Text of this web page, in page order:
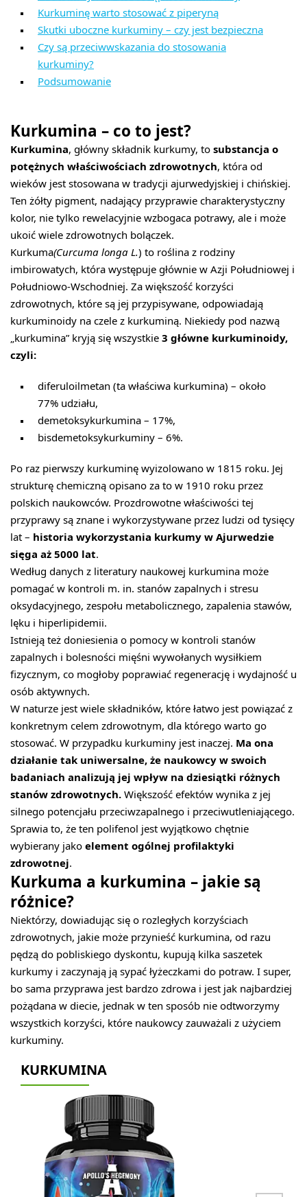
Kurkuminę warto stosować z piperyną
Skutki uboczne kurkuminy – czy jest bezpieczna
Czy są przeciwwskazania do stosowania
kurkuminy?
Podsumowanie
Kurkumina – co to jest?
Kurkumina, główny składnik kurkumy, to substancja o
potężnych właściwościach zdrowotnych, która od
wieków jest stosowana w tradycji ajurwedyjskiej i chińskiej.
Ten żółty pigment, nadający przyprawie charakterystyczny
kolor, nie tylko rewelacyjnie wzbogaca potrawy, ale i może
ukoić wiele zdrowotnych bolączek.
Kurkuma(Curcuma longa L.) to roślina z rodziny
imbirowatych, która występuje głównie w Azji Południowej i
Południowo-Wschodniej. Za większość korzyści
zdrowotnych, które są jej przypisywane, odpowiadają
kurkuminoidy na czele z kurkuminą. Niekiedy pod nazwą
„kurkumina” kryją się wszystkie 3 główne kurkuminoidy,
czyli:
diferuloilmetan (ta właściwa kurkumina) – około
77% udziału,
demetoksykurkumina – 17%,
bisdemetoksykurkuminy – 6%.
Po raz pierwszy kurkuminę wyizolowano w 1815 roku. Jej
strukturę chemiczną opisano za to w 1910 roku przez
polskich naukowców. Prozdrowotne właściwości tej
przyprawy są znane i wykorzystywane przez ludzi od tysięcy
lat – historia wykorzystania kurkumy w Ajurwedzie
sięga aż 5000 lat.
Według danych z literatury naukowej kurkumina może
pomagać w kontroli m. in. stanów zapalnych i stresu
oksydacyjnego, zespołu metabolicznego, zapalenia stawów,
lęku i hiperlipidemii.
Istnieją też doniesienia o pomocy w kontroli stanów
zapalnych i bolesności mięśni wywołanych wysiłkiem
fizycznym, co mogłoby poprawiać regenerację i wydajność u
osób aktywnych.
W naturze jest wiele składników, które łatwo jest powiązać z
konkretnym celem zdrowotnym, dla którego warto go
stosować. W przypadku kurkuminy jest inaczej. Ma ona
działanie tak uniwersalne, że naukowcy w swoich
badaniach analizują jej wpływ na dziesiątki różnych
stanów zdrowotnych. Większość efektów wynika z jej
silnego potencjału przeciwzapalnego i przeciwutleniającego.
Sprawia to, że ten polifenol jest wyjątkowo chętnie
wybierany jako element ogólnej profilaktyki
zdrowotnej.
Kurkuma a kurkumina – jakie są
różnice?
Niektórzy, dowiadując się o rozległych korzyściach
zdrowotnych, jakie może przynieść kurkumina, od razu
pędzą do pobliskiego dyskontu, kupują kilka saszetek
kurkumy i zaczynają ją sypać łyżeczkami do potraw. I super,
bo sama przyprawa jest bardzo zdrowa i jest jak najbardziej
pożądana w diecie, jednak w ten sposób nie odtworzymy
wszystkich korzyści, które naukowcy zauważali z użyciem
kurkuminy.
KURKUMINA